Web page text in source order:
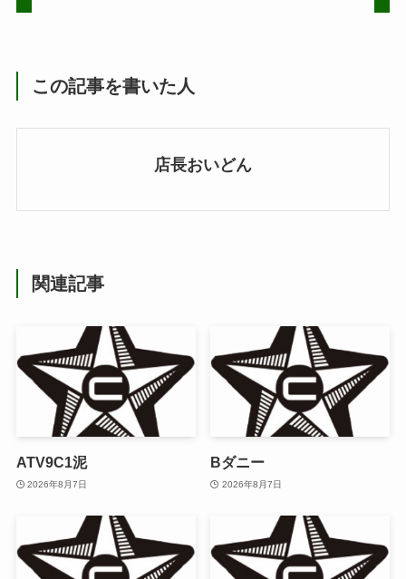
この記事を書いた人
店長おいどん
関連記事
ATV9C1泥
2026年8月7日
Bダニー
2026年8月7日